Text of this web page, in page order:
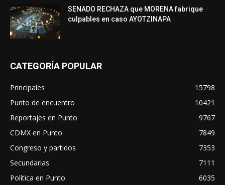
SENADO RECHAZA que MORENA fabrique
culpables en caso AYOTZINAPA
CATEGORÍA POPULAR
Principales
15798
Punto de encuentro
10421
Reportajes en Punto
9767
CDMX en Punto
7849
Congreso y partidos
7353
Secundarias
7111
Política en Punto
6035